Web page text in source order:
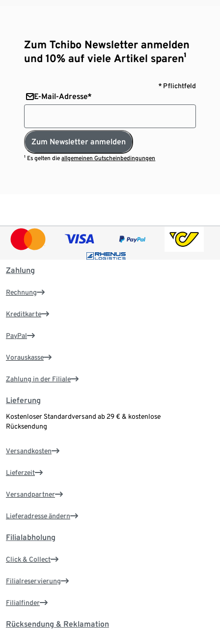
Zum Tchibo Newsletter anmelden
und 10% auf viele Artikel sparen¹
* Pflichtfeld
E-Mail-Adresse*
Zum Newsletter anmelden
¹ Es gelten dieallgemeinen Gutscheinbedingungen
Zahlung
Rechnung
Kreditkarte
PayPal
Vorauskasse
Zahlung in der Filiale
Lieferung
Kostenloser Standardversand ab 29 € & kostenlose
Rücksendung
Versandkosten
Lieferzeit
Versandpartner
Lieferadresse ändern
Filialabholung
Click & Collect
Filialreservierung
Filialfinder
Rücksendung & Reklamation